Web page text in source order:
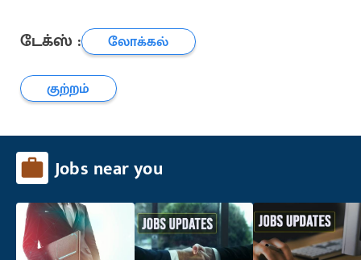
டேக்ஸ் :
லோக்கல்
குற்றம்
Jobs near you